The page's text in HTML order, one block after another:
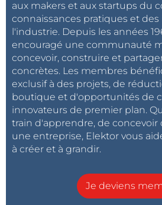
aux makers et aux startups du
connaissances pratiques et
l'industrie. Depuis les années
encouragé une communauté
concevoir, construire et
concrètes. Les membres
exclusif à des projets, de
boutique et d'opportunités de
innovateurs de premier plan.
train d'apprendre, de
une entreprise, Elektor vous
à créer et à grandir.
Je deviens